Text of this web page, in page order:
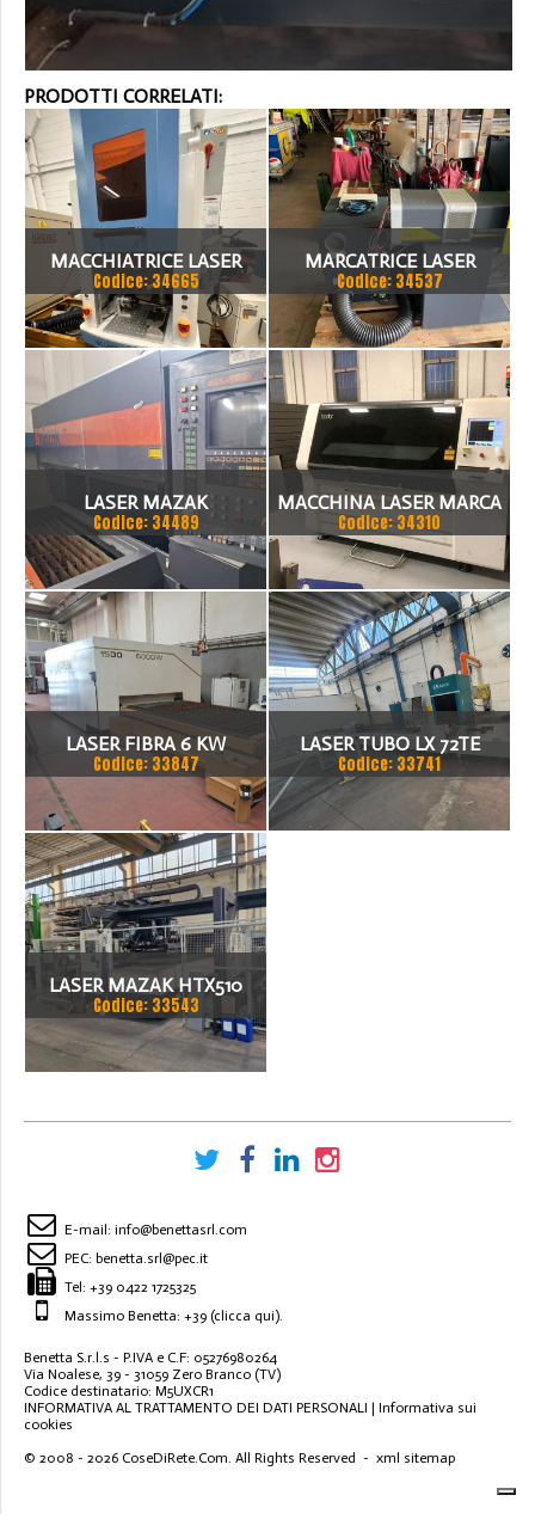
PRODOTTI CORRELATI:
MACCHIATRICE LASER
Codice: 34665
MARCATRICE LASER
WORKSTATION
Codice: 34537
LASER MAZAK
3000X1500MM. 2500W .
2500W
Codice: 34489
MACCHINA LASER MARCA
BODOR
Codice: 34310
LASER FIBRA 6 KW
DIMENSIONI BANCO
1500X3000 MARCA OPERA
Codice: 33847
LASER TUBO LX 72TE
Codice: 33741
LASER MAZAK HTX510
3000X1500 CO2 2500W
Codice: 33543
E-mail: info@benettasrl.com
PEC: benetta.srl@pec.it
Tel: +39 0422 1725325
Massimo Benetta: +39 (clicca qui).
Benetta S.r.l.s - P.IVA e C.F: 05276980264
Via Noalese, 39 - 31059 Zero Branco (TV)
Codice destinatario: M5UXCR1
INFORMATIVA AL TRATTAMENTO DEI DATI PERSONALI | Informativa sui
cookies
© 2008 - 2026 CoseDiRete.Com. All Rights Reserved - xml sitemap